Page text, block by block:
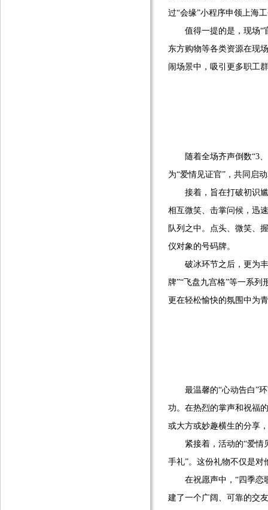
过“会缘”小程序申领上海
值得一提的是，现场“官
东方购物等各类资源在现
闹场景中，吸引更多职工
随着全场齐声倒数“3、2
为“爱情见证官”，共同启
接着，旨在打破初识尴
相互微笑、击掌问候，迅
队列之中。点头、微笑、
仪对象的号码牌。
破冰环节之后，更为丰
牌”“飞盘九宫格”等一系
更在轻松愉快的氛围中为
最温馨的“心动告白”环
功。在热烈的掌声和祝福
或大方或妙趣横生的分享
紧接着，活动的“爱情见
手礼”。这份礼物不仅是对
在祝愿声中，“四季恋歌
建了一个广阔、可靠的交